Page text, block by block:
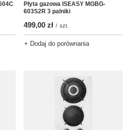
Płyta gazowa ISEASY MGBG-
603S2R 3 palniki
499,00 zł / szt.
+ Dodaj do porównania